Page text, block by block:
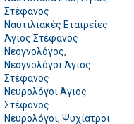
Στέφανος
Ναυτιλιακές Εταιρείες
Άγιος Στέφανος
Νεογνολόγος,
Νεογνολόγοι Άγιος
Στέφανος
Νευρολόγοι Άγιος
Στέφανος
Νευρολόγοι, Ψυχίατροι